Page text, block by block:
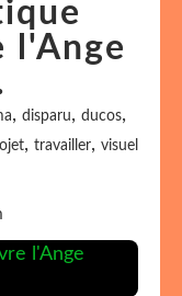
l'Ange
, disparu, ducos,
, travailler, visuel